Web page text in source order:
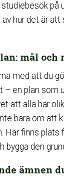
studiebesök
hur det är
mål
med att du
– en plan som
att alla har
bara om att
Här finns plats
bygga den
ämnen